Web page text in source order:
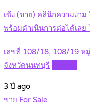
เซ้ง (ขาย) คลินิกความงา
พร้อมดำเนินการต่อได้เลย
เลขที่ 108/18, 108/19 ห
จังหวัดนนทบุรี
3 ปี ago
ขาย For Sale